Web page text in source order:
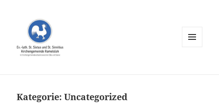
Kategorie:Uncategorized